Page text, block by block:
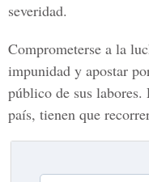
severidad.
Comprometerse a la
impunidad y apostar
público de sus
país, tienen que